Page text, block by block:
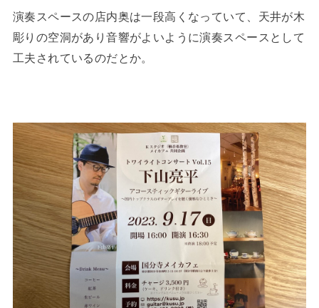
演奏スペースの店内奥は一段高くなっていて、天井が木
彫りの空洞があり音響がよいように演奏スペースとして
工夫されているのだとか。